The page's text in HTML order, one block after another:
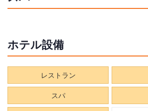
ホテル設備
レストラン
スパ